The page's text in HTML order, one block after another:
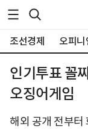
조선경제 오피니
인기투표 꼴
오징어게임
해외 공개 전부터